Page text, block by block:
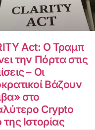
Act: Ο Τραμπ
την Πόρτα στις
– Οι
Βάζουν
στο
Crypto
Ιστορίας